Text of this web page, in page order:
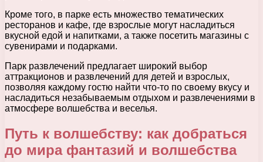
Кроме того, в парке есть множество тематических
ресторанов и кафе, где взрослые могут насладиться
вкусной едой и напитками, а также посетить магазины с
сувенирами и подарками.
Парк развлечений предлагает широкий выбор
аттракционов и развлечений для детей и взрослых,
позволяя каждому гостю найти что-то по своему вкусу и
насладиться незабываемым отдыхом и развлечениями в
атмосфере волшебства и веселья.
Путь к волшебству: как добраться
до мира фантазий и волшебства